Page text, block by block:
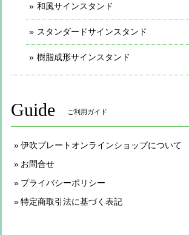
和風サインスタンド
スタンダードサインスタンド
樹脂成形サインスタンド
Guide ご利用ガイド
伊吹プレートオンラインショップについて
お問合せ
プライバシーポリシー
特定商取引法に基づく表記